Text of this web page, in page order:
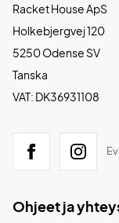
Racket House ApS
Holkebjergvej 120
5250 Odense SV
Tanska
VAT: DK36931108
Ohjeet ja